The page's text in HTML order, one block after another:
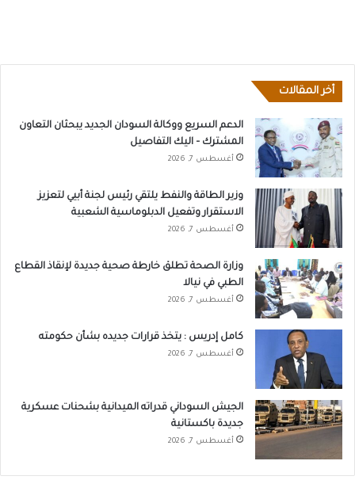
أخر المقالات
الدعم السريع ووكالة السودان الجديد يبحثان التعاون
المشترك – اليك التفاصيل
أغسطس 7, 2026
وزير الطاقة والنفط يلتقي رئيس لجنة أبيي لتعزيز
الاستقرار وتفعيل الدبلوماسية الشعبية
أغسطس 7, 2026
وزارة الصحة تطلق خارطة صحية جديدة لإنقاذ القطاع
الطبي في نيالا
أغسطس 7, 2026
كامل إدريس : يتخذ قرارات جديده بشأن حكومته
أغسطس 7, 2026
الجيش السوداني قدراته الميدانية بشحنات عسكرية
جديدة باكستانية
أغسطس 7, 2026